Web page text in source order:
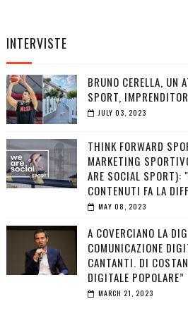
INTERVISTE
BRUNO CERELLA, UN
SPORT,
JULY 03, 2023
THINK FORWARD
MARKETING
ARE SOCIAL SPORT):
CONTENUTI FA LA
MAY 08, 2023
A COVERCIANO LA
COMUNICAZIONE
CANTANTI. DI
DIGITALE POPOLARE”
MARCH 21, 2023